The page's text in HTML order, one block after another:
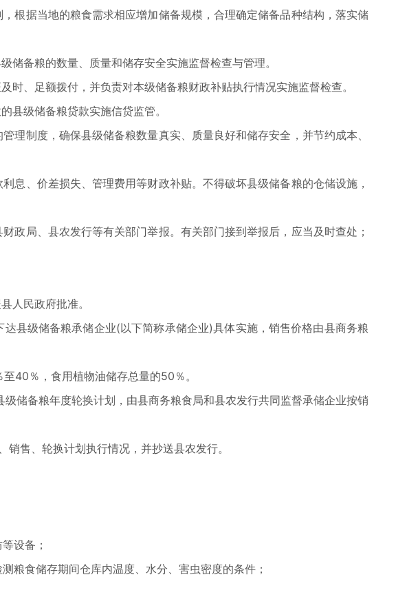
根据当地的粮食需求相应增加储备规模，合理确定储备品种结构，落实储
备粮的数量、质量和储存安全实施监督检查与管理。
、足额拨付，并负责对本级储备粮财政补贴执行情况实施监督检查。
县级储备粮贷款实施信贷监管。
制度，确保县级储备粮数量真实、质量良好和储存安全，并节约成本、
、价差损失、管理费用等财政补贴。不得破坏县级储备粮的仓储设施，
局、县农发行等有关部门举报。有关部门接到举报后，应当及时查处；
人民政府批准。
县级储备粮承储企业(以下简称承储企业)具体实施，销售价格由县商务粮
40％，食用植物油储存总量的50％。
储备粮年度轮换计划，由县商务粮食局和县农发行共同监督承储企业按销
售、轮换计划执行情况，并抄送县农发行。
设备；
粮食储存期间仓库内温度、水分、害虫密度的条件；